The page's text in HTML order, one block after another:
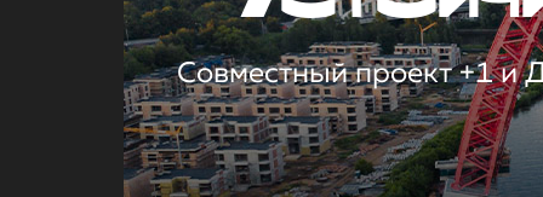
Совместный проект +1 и